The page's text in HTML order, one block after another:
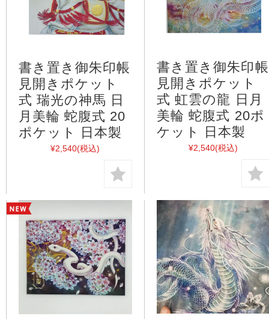
書き置き御朱印帳
見開きポケット
式 瑞光の神馬 日
月美輪 蛇腹式 20
ポケット 日本製
¥2,540(税込)
書き置き御朱印帳
見開きポケット
式 虹雲の龍 日月
美輪 蛇腹式 20ポ
ケット 日本製
¥2,540(税込)